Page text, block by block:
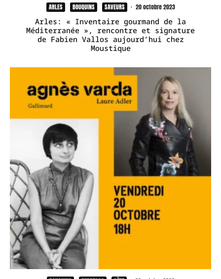
ARLES BOUQUINS SAVEURS · 20 octobre 2023
Arles: « Inventaire gourmand de la
Méditerranée », rencontre et signature
de Fabien Vallos aujourd’hui chez
Moustique